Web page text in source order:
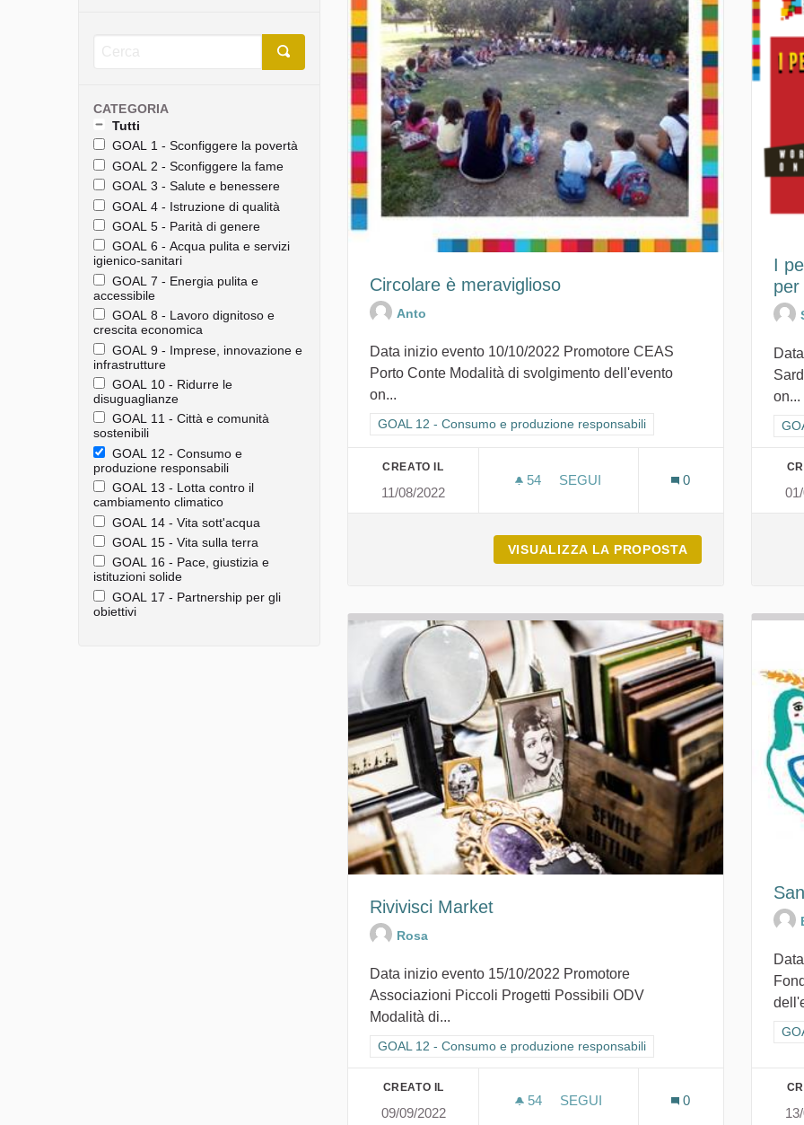
CATEGORIA
Tutti
GOAL 1 - Sconfiggere la povertà
GOAL 2 - Sconfiggere la fame
GOAL 3 - Salute e benessere
GOAL 4 - Istruzione di qualità
GOAL 5 - Parità di genere
GOAL 6 - Acqua pulita e servizi
igienico-sanitari
GOAL 7 - Energia pulita e
accessibile
GOAL 8 - Lavoro dignitoso e
crescita economica
GOAL 9 - Imprese, innovazione e
infrastrutture
GOAL 10 - Ridurre le
disuguaglianze
GOAL 11 - Città e comunità
sostenibili
GOAL 12 - Consumo e
produzione responsabili
GOAL 13 - Lotta contro il
cambiamento climatico
GOAL 14 - Vita sott'acqua
GOAL 15 - Vita sulla terra
GOAL 16 - Pace, giustizia e
istituzioni solide
GOAL 17 - Partnership per gli
obiettivi
Circolare è meraviglioso
Anto
Data inizio evento 10/10/2022 Promotore CEAS
Porto Conte Modalità di svolgimento dell'evento
on...
Filtra i risultati per categoria: GOAL 12 - Consumo e produzione
GOAL 12 - Consumo e produzione responsabili
CREATO IL
11/08/2022
54 54 SOSTENITORI
SEGUI
0
VISUALIZZA LA PROPOSTA
I
per
on...
Rivivisci Market
Rosa
Data inizio evento 15/10/2022 Promotore
Associazioni Piccoli Progetti Possibili ODV
Modalità di...
Filtra i risultati per categoria: GOAL 12 - Consumo e produzione responsabili
GOAL 12 - Consumo e produzione responsabili
CREATO IL
09/09/2022
54 54 SOSTENITORI
SEGUI
0